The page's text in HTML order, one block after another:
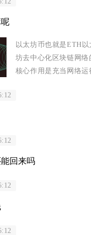
以太坊币也就是ETH以
坊去中心化区块链网络
核心作用是充当网络运
回来吗